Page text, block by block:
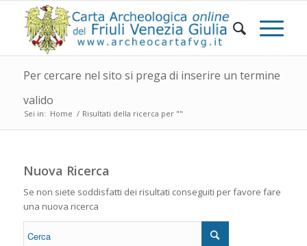
Per cercare nel sito si prega di inserire un termine
valido
Sei in: Home / Risultati della ricerca per ""
Nuova Ricerca
Se non siete soddisfatti dei risultati conseguiti per favore fare
una nuova ricerca